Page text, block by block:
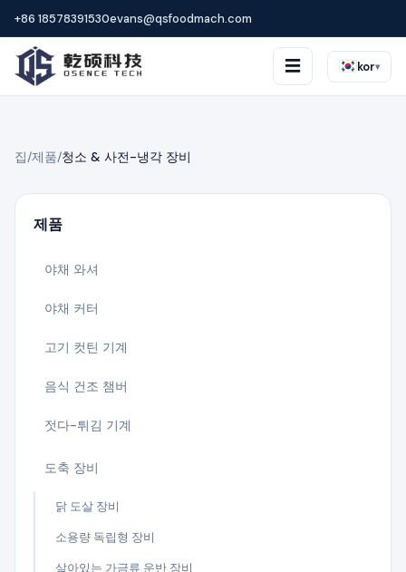
+86 18578391530evans@qsfoodmach.com
☰ kor▾
집/제품/청소 & 사전-냉각 장비
제품
야채 와셔
야채 커터
고기 컷틴 기계
음식 건조 챔버
젓다-튀김 기계
도축 장비
닭 도살 장비
소용량 독립형 장비
살아있는 가금류 운반 장비